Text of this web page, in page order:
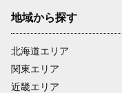
地域から探す
北海道エリア
関東エリア
近畿エリア